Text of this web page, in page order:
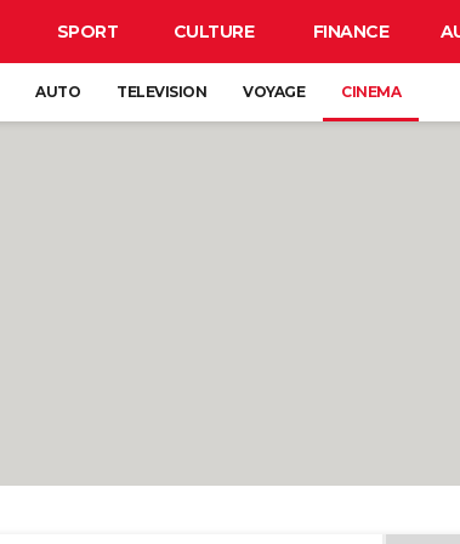
SPORT CULTURE FINANCE
AUTO TELEVISION VOYAGE CINEMA